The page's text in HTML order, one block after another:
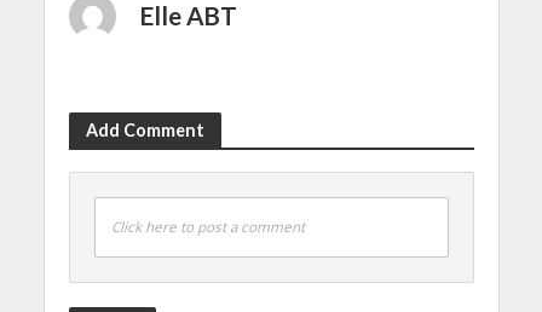
Elle ABT
Add Comment
Click here to post a comment